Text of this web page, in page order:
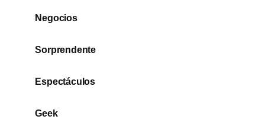
Negocios
Sorprendente
Espectáculos
Geek